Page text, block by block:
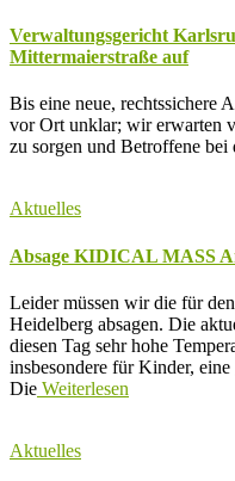
Verwaltungsgericht
Mittermaierstraße auf
Bis eine neue, rechtssichere
vor Ort unklar; wir erwarten
zu sorgen und Betroffene bei
Aktuelles
Absage KIDICAL MASS
Leider müssen wir die für
Heidelberg absagen. Die
diesen Tag sehr hohe
insbesondere für Kinder,
Die Weiterlesen
Aktuelles